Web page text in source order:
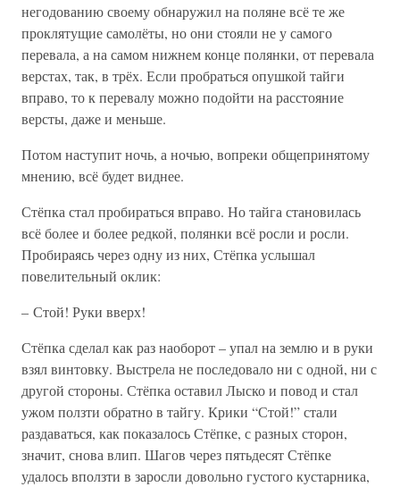
негодованию своему обнаружил на поляне всё те же
проклятущие самолёты, но они стояли не у самого
перевала, а на самом нижнем конце полянки, от перевала
верстах, так, в трёх. Если пробраться опушкой тайги
вправо, то к перевалу можно подойти на расстояние
версты, даже и меньше.
Потом наступит ночь, а ночью, вопреки общепринятому
мнению, всё будет виднее.
Стёпка стал пробираться вправо. Но тайга становилась
всё более и более редкой, полянки всё росли и росли.
Пробираясь через одну из них, Стёпка услышал
повелительный оклик:
– Стой! Руки вверх!
Стёпка сделал как раз наоборот – упал на землю и в руки
взял винтовку. Выстрела не последовало ни с одной, ни с
другой стороны. Стёпка оставил Лыско и повод и стал
ужом ползти обратно в тайгу. Крики “Стой!” стали
раздаваться, как показалось Стёпке, с разных сторон,
значит, снова влип. Шагов через пятьдесят Стёпке
удалось вползти в заросли довольно густого кустарника,